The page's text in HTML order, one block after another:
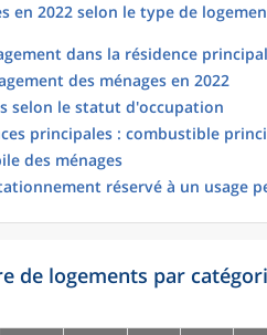
en 2022 selon le type de
dans la résidence
des ménages en 2022
selon le statut d'occupation
principales : combustible
des ménages
réservé à un usage
de logements par